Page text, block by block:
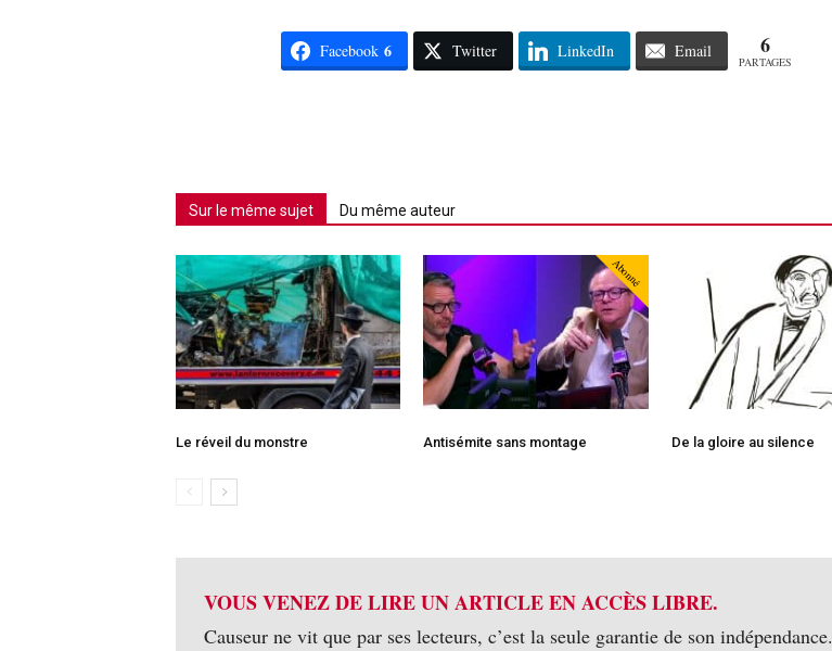
Facebook 6 Twitter LinkedIn Email 6
PARTAGES
Sur le même sujet Du même auteur
Le réveil du monstre
Abonné
Antisémite sans montage De la gloire au silence
VOUS VENEZ DE LIRE UN ARTICLE EN ACCÈS LIBRE.
Causeur ne vit que par ses lecteurs, c’est la seule garantie de son indépendance.